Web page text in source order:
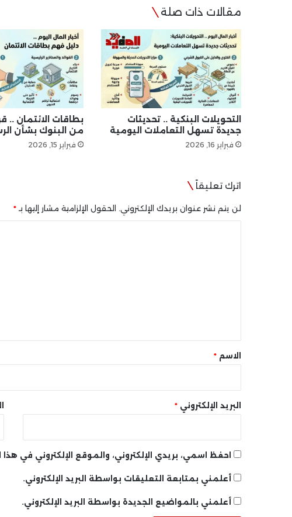
مقالات ذات صلة
التحويلات البنكية .. تحديثات
جديدة تسهل التعاملات اليومية
فبراير 16, 2026
بطاقات الائتمان ..
من البنوك بشأن
فبراير 15, 2026
اترك تعليقاً
لن يتم نشر عنوان بريدك الإلكتروني. الحقول الإلزامية مشار إليها بـ *
* الاسم *
البريد الإلكتروني *
احفظ اسمي، بريدي الإلكتروني، والموقع الإلكتروني في
أعلمني بمتابعة التعليقات بواسطة البريد الإلكتروني.
أعلمني بالمواضيع الجديدة بواسطة البريد الإلكتروني.